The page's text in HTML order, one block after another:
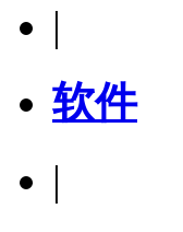
|
软件
|